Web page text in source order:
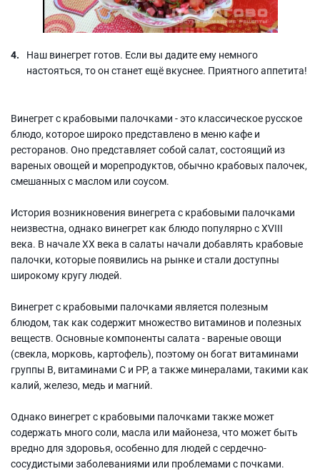
Наш винегрет готов. Если вы дадите ему немного
настояться, то он станет ещё вкуснее. Приятного аппетита!
Винегрет с крабовыми палочками - это классическое русское
блюдо, которое широко представлено в меню кафе и
ресторанов. Оно представляет собой салат, состоящий из
вареных овощей и морепродуктов, обычно крабовых палочек,
смешанных с маслом или соусом.
История возникновения винегрета с крабовыми палочками
неизвестна, однако винегрет как блюдо популярно с XVIII
века. В начале XX века в салаты начали добавлять крабовые
палочки, которые появились на рынке и стали доступны
широкому кругу людей.
Винегрет с крабовыми палочками является полезным
блюдом, так как содержит множество витаминов и полезных
веществ. Основные компоненты салата - вареные овощи
(свекла, морковь, картофель), поэтому он богат витаминами
группы В, витаминами С и РР, а также минералами, такими как
калий, железо, медь и магний.
Однако винегрет с крабовыми палочками также может
содержать много соли, масла или майонеза, что может быть
вредно для здоровья, особенно для людей с сердечно-
сосудистыми заболеваниями или проблемами с почками.